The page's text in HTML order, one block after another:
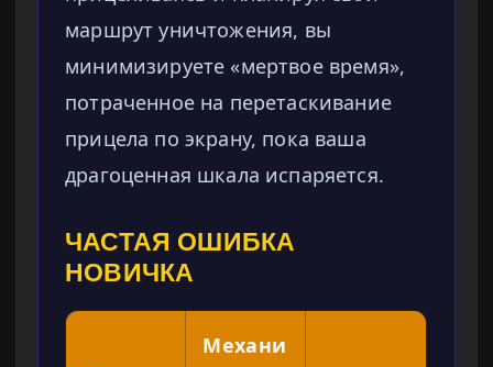
маршрут уничтожения, вы
минимизируете «мертвое время»,
потраченное на перетаскивание
прицела по экрану, пока ваша
драгоценная шкала испаряется.
ЧАСТАЯ ОШИБКА
НОВИЧКА
Механи